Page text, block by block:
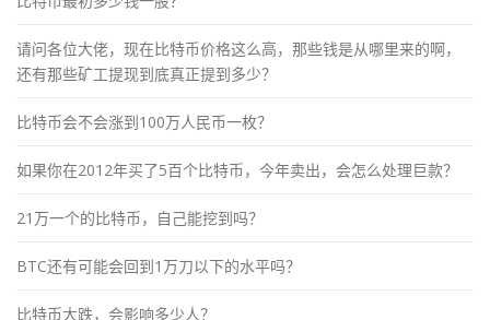
请问各位大佬，现在比特币价格这么高，那些钱是从哪里来的啊，
还有那些矿工提现到底真正提到多少？
比特币会不会涨到100万人民币一枚？
如果你在2012年买了5百个比特币，今年卖出，会怎么处理巨款？
21万一个的比特币，自己能挖到吗？
BTC还有可能会回到1万刀以下的水平吗？
比特币大跌，会影响多少人？